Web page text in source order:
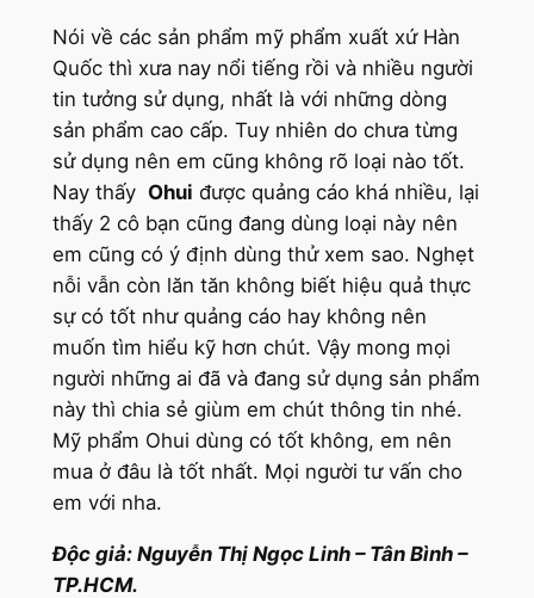
Nói về các sản phẩm mỹ phẩm xuất xứ Hàn
Quốc thì xưa nay nổi tiếng rồi và nhiều người
tin tưởng sử dụng, nhất là với những dòng
sản phẩm cao cấp. Tuy nhiên do chưa từng
sử dụng nên em cũng không rõ loại nào tốt.
Nay thấy Ohui được quảng cáo khá nhiều, lại
thấy 2 cô bạn cũng đang dùng loại này nên
em cũng có ý định dùng thử xem sao. Nghẹt
nỗi vẫn còn lăn tăn không biết hiệu quả thực
sự có tốt như quảng cáo hay không nên
muốn tìm hiểu kỹ hơn chút. Vậy mong mọi
người những ai đã và đang sử dụng sản phẩm
này thì chia sẻ giùm em chút thông tin nhé.
Mỹ phẩm Ohui dùng có tốt không, em nên
mua ở đâu là tốt nhất. Mọi người tư vấn cho
em với nha.
Độc giả: Nguyễn Thị Ngọc Linh – Tân Bình –
TP.HCM.